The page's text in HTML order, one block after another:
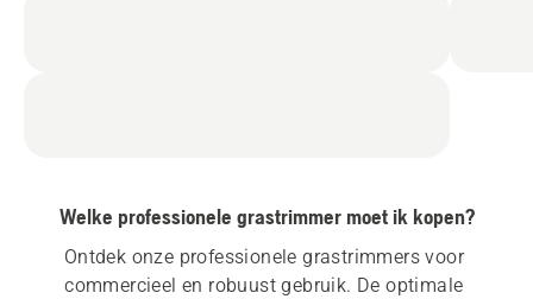
Welke professionele grastrimmer moet ik kopen?
Ontdek onze professionele grastrimmers voor
commercieel en robuust gebruik. De optimale